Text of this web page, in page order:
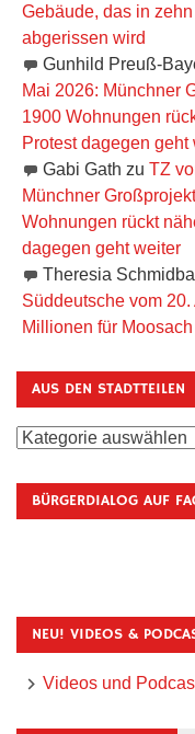
Gebäude, das in
abgerissen wird
Gunhild Preuß-
Mai 2026: Münchner
1900 Wohnungen
Protest dagegen geht
Gabi Gath zu TZ
Münchner
Wohnungen rückt
dagegen geht weiter
Theresia
Süddeutsche vom 20.
Millionen für Moosach
AUS DEN STADTTEILEN
Aus
Stadtteilen
BÜRGERDIALOG AUF
NEU! VIDEOS &
Videos und